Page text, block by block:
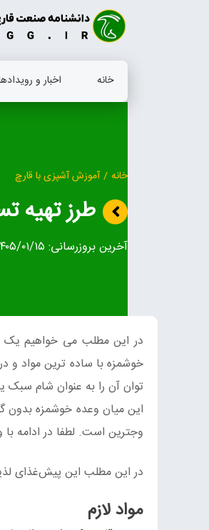
خانه اخبار و
خانه / آموزش آشپزی با قارچ
طرز تهیه
آخرین بروزرسانی: ۱۴۰۵/۰۱/
در این مطلب می خواهیم یک
خوشمزه با ساده ترین مواد و
توان آن را به عنوان شام سبک
این میان وعده خوشمزه بدون
وجترین است. لطفا در ادامه
در این مطلب این پیش‌غذای
مواد لازم